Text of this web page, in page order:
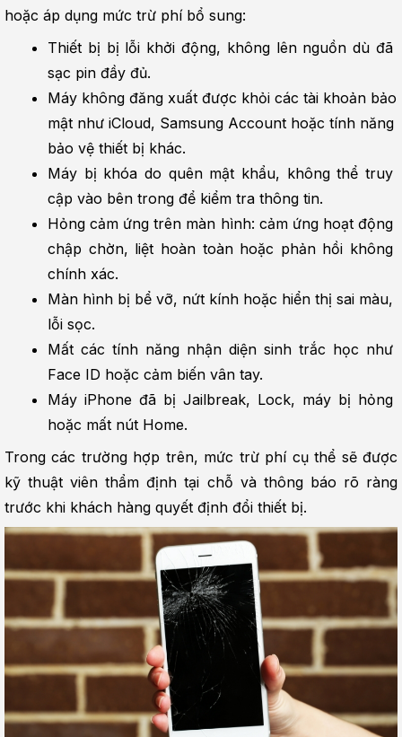
hoặc áp dụng mức trừ phí bổ sung:
Thiết bị bị lỗi khởi động, không lên nguồn dù đã
sạc pin đầy đủ.
Máy không đăng xuất được khỏi các tài khoản bảo
mật như iCloud, Samsung Account hoặc tính năng
bảo vệ thiết bị khác.
Máy bị khóa do quên mật khẩu, không thể truy
cập vào bên trong để kiểm tra thông tin.
Hỏng cảm ứng trên màn hình: cảm ứng hoạt động
chập chờn, liệt hoàn toàn hoặc phản hồi không
chính xác.
Màn hình bị bể vỡ, nứt kính hoặc hiển thị sai màu,
lỗi sọc.
Mất các tính năng nhận diện sinh trắc học như
Face ID hoặc cảm biến vân tay.
Máy iPhone đã bị Jailbreak, Lock, máy bị hỏng
hoặc mất nút Home.
Trong các trường hợp trên, mức trừ phí cụ thể sẽ được
kỹ thuật viên thẩm định tại chỗ và thông báo rõ ràng
trước khi khách hàng quyết định đổi thiết bị.